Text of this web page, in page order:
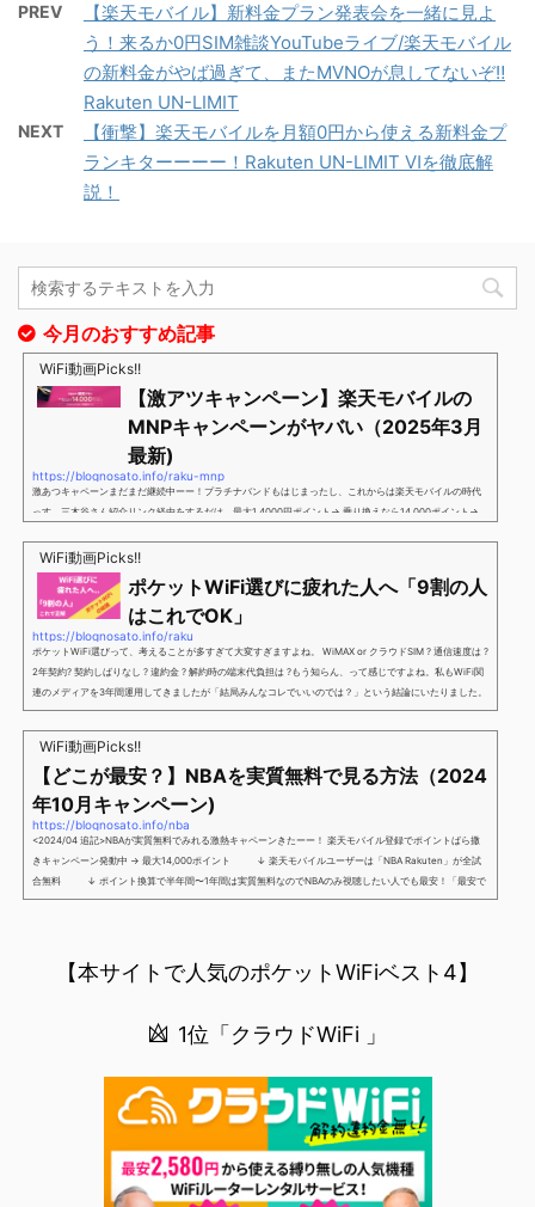
PREV
【楽天モバイル】新料金プラン発表会を一緒に見よ
う！来るか0円SIM雑談YouTubeライブ/楽天モバイル
の新料金がやば過ぎて、またMVNOが息してないぞ‼
Rakuten UN-LIMIT
NEXT
【衝撃】楽天モバイルを月額0円から使える新料金プ
ランキターーーー！Rakuten UN-LIMIT Ⅵを徹底解
説！
今月のおすすめ記事
WiFi動画Picks!!
【激アツキャンペーン】楽天モバイルの
MNPキャンペーンがヤバい（2025年3月
最新)
https://blognosato.info/raku-mnp
激あつキャペーンまだまだ継続中ーー！プラチナバンドもはじまったし、これからは楽天モバイルの時代
っす。三木谷さん紹介リンク経由をするだけ。最大1,4000円ポイント→ 乗り換えなら14,000ポイント→
谷さんキャンペーン／2回線目以降でもOK再契約でもでもOK背水の陣の楽天モバイル。ついに「最後の賭
け」とも思えるポイントばら撒きキャンペーンを発動してきました。■キャンペーン概要三木谷社長の特
別招待ページから楽天モバイ...
WiFi動画Picks!!
ポケットWiFi選びに疲れた人へ「9割の人
はこれでOK」
https://blognosato.info/raku
ポケットWiFi選びって、考えることが多すぎて大変すぎますよね。 WiMAX or クラウドSIM ? 通信速度は ?
2年契約? 契約しばりなし ? 違約金 ? 解約時の端末代負担は ?もう知らん、って感じですよね。私もWiFi関
連のメディアを3年間運用してきましたが「結局みんなコレでいいのでは？」という結論にいたりました。
ということで、「ポケットWiFi選びに疲れた」「結局どれがいいのか分からない」と言う人向けに【最終
解】を用意しました。ポケットWiFiのヘビーユーザー視点で「90％の人はこれだけでいいやん」というも
のなので、「多...
WiFi動画Picks!!
【どこが最安？】NBAを実質無料で見る方法（2024
年10月キャンペーン)
https://blognosato.info/nba
<2024/04 追記>NBAが実質無料でみれる激熱キャペーンきたーー！ 楽天モバイル登録でポイントばら撒
きキャンペーン発動中 → 最大14,000ポイント ↓ 楽天モバイルユーザーは「NBA Rakuten」が全試
合無料 ↓ ポイント換算で半年間〜1年間は実質無料なのでNBAのみ視聴したい人でも最安！「最安で
NBAを見る方法」が「楽天モバイルを契約すること」というもはや意味不明な状況...楽天モバイルでNBAを
【本サイトで人気のポケットWiFiベスト4】
1位「クラウドWiFi 」